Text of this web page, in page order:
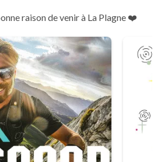
raison de venir à La Plagne ❤️